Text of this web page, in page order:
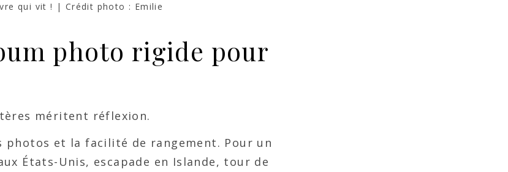
qui vit ! | Crédit photo : Emilie
photo rigide pour
méritent réflexion.
et la facilité de rangement. Pour un
États-Unis, escapade en Islande, tour de